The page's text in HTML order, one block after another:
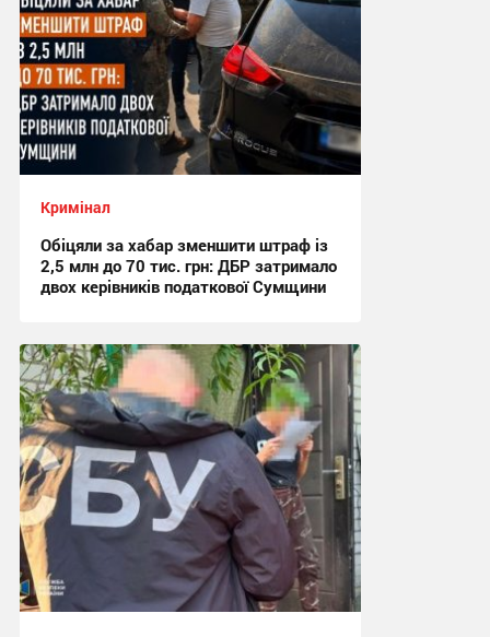
Кримінал
Обіцяли за хабар зменшити штраф із
2,5 млн до 70 тис. грн: ДБР затримало
двох керівників податкової Сумщини
17:42, 6.08.2026